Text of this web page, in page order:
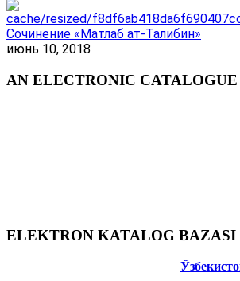
Сочинение «Матлаб ат-Талибин»
июнь 10, 2018
AN ELECTRONIC
ELEKTRON KATALOG BAZASI